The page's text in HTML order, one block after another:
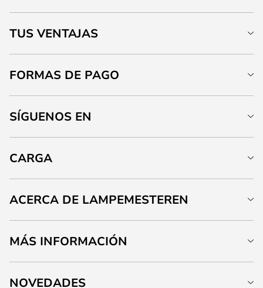
TUS VENTAJAS
FORMAS DE PAGO
SÍGUENOS EN
CARGA
ACERCA DE LAMPEMESTEREN
MÁS INFORMACIÓN
NOVEDADES